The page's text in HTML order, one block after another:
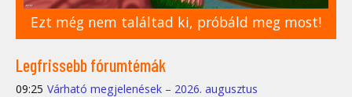
Ezt még nem találtad ki, próbáld meg most!
Legfrissebb fórumtémák
09:25 Várható megjelenések – 2026. augusztus